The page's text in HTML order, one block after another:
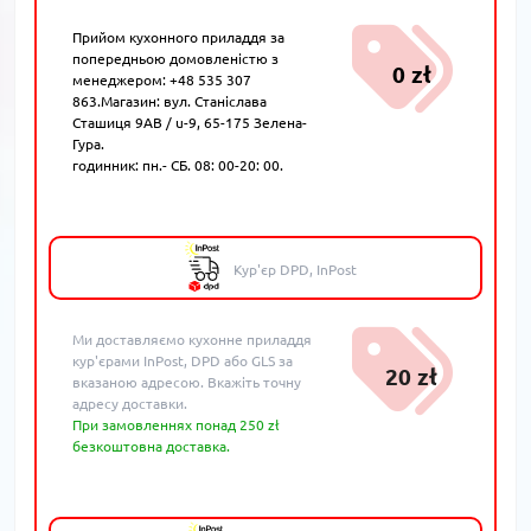
Прийом кухонного приладдя за
попередньою домовленістю з
менеджером: +48 535 307
863.Магазин: вул. Станіслава
Сташиця 9AB / u-9, 65-175 Зелена-
Гура.
годинник: пн.- СБ. 08: 00-20: 00.
0 zł
Кур'єр DPD, InPost
Ми доставляємо кухонне приладдя
кур'єрами InPost, DPD або GLS за
вказаною адресою. Вкажіть точну
адресу доставки.
При замовленнях понад 250 zł
безкоштовна доставка.
20 zł